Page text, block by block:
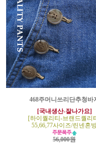
468주머니쓰리단추청바
[국내생산-잘나가요]
[하이퀄리티-브랜드퀄리
55,66,77사이즈/린넨혼
56,000원